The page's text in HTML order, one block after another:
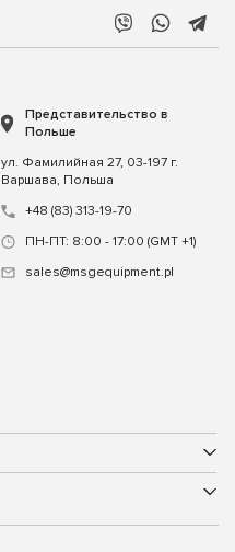
Представительство в
Польше
ул. Фамилийная 27, 03-197 г.
Варшава, Польша
+48 (83) 313-19-70
ПН-ПТ: 8:00 - 17:00 (GMT +1)
sales@msgequipment.pl